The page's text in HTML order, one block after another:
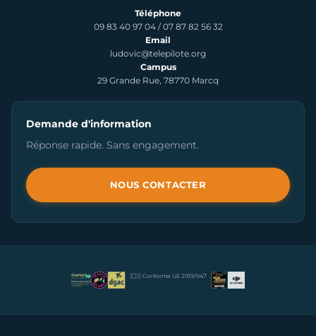
Téléphone
09 83 40 97 04 /07 87 82 56 32
Email
ludovic@telepilote.org
Campus
29 Grande Rue, 78770 Marcq
Demande d'information
Réponse rapide. Sans engagement.
NOUS CONTACTER
🇪🇺 Conforme UE 2019/947